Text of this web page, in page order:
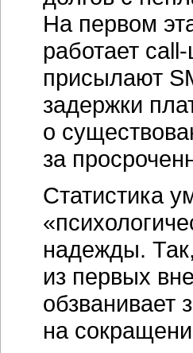
На первом
работает call-
присылают
задержки
о
за
Статистика
надежды.
из первых
обзванивает
на